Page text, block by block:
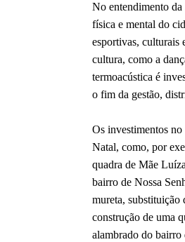
No entendimento da
física e mental do
esportivas, culturais
cultura, como a
termoacústica é
o fim da gestão,
Os investimentos no
Natal, como, por
quadra de Mãe
bairro de Nossa
mureta, substituição
construção de uma
alambrado do